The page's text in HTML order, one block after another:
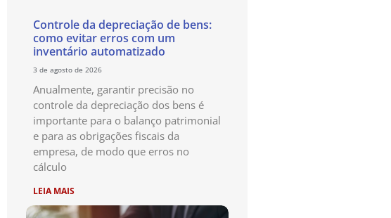
Controle da depreciação de bens:
como evitar erros com um
inventário automatizado
3 de agosto de 2026
Anualmente, garantir precisão no
controle da depreciação dos bens é
importante para o balanço patrimonial
e para as obrigações fiscais da
empresa, de modo que erros no
cálculo
LEIA MAIS